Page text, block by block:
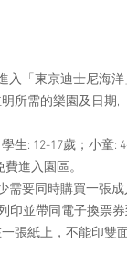
入「東京迪士尼海
所需的樂園及日期,
生: 12-17歲；小童:
進入園區。
需要同時購買一張成
印並帶同電子換票
張紙上，不能印雙面